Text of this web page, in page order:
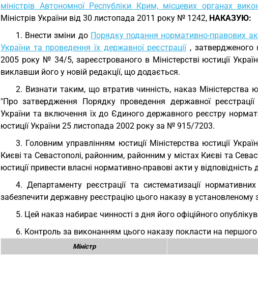
міністрів Автономної Республіки Крим, місцевих органах
Міністрів України від 30 листопада 2011 року № 1242, НАКАЗУЮ:
1. Внести зміни до Порядку подання нормативно-правових
України та проведення їх державної реєстрації, затвердженого
2005 року № 34/5, зареєстрованого в Міністерстві юстиції
виклавши його у новій редакції, що додається.
2. Визнати таким, що втратив чинність, наказ Міністерства
"Про затвердження Порядку проведення державної реєстрації
України та включення їх до Єдиного державного реєстру
юстиції України 25 листопада 2002 року за № 915/7203.
3. Головним управлінням юстиції Міністерства юстиції
Києві та Севастополі, районним, районним у містах Києві та
юстиції привести власні нормативно-правові акти у відповідність
4. Департаменту реєстрації та систематизації
забезпечити державну реєстрацію цього наказу в
5. Цей наказ набирає чинності з дня його офіційного
6. Контроль за виконанням цього наказу покласти на першого
Міністр